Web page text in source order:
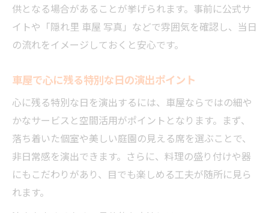
供となる場合があることが挙げられます。事前に公式サ
イトや「隠れ里 車屋 写真」などで雰囲気を確認し、当日
の流れをイメージしておくと安心です。
車屋で心に残る特別な日の演出ポイント
心に残る特別な日を演出するには、車屋ならではの細や
かなサービスと空間活用がポイントとなります。まず、
落ち着いた個室や美しい庭園の見える席を選ぶことで、
非日常感を演出できます。さらに、料理の盛り付けや器
にもこだわりがあり、目でも楽しめる工夫が随所に見ら
れます。